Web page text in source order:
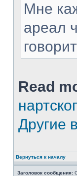
Мне
ареал
Read
Другие
Вернуться к началу
Заголовок сообщения: